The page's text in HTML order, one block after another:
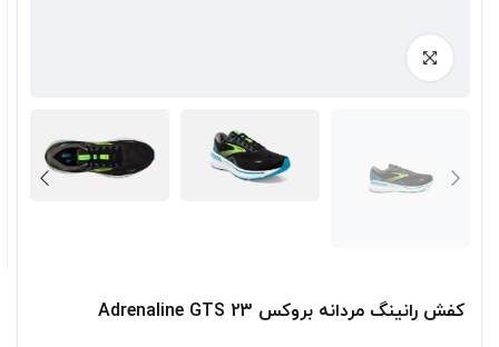
کفش رانینگ مردانه بروکس Adrenaline GTS 23